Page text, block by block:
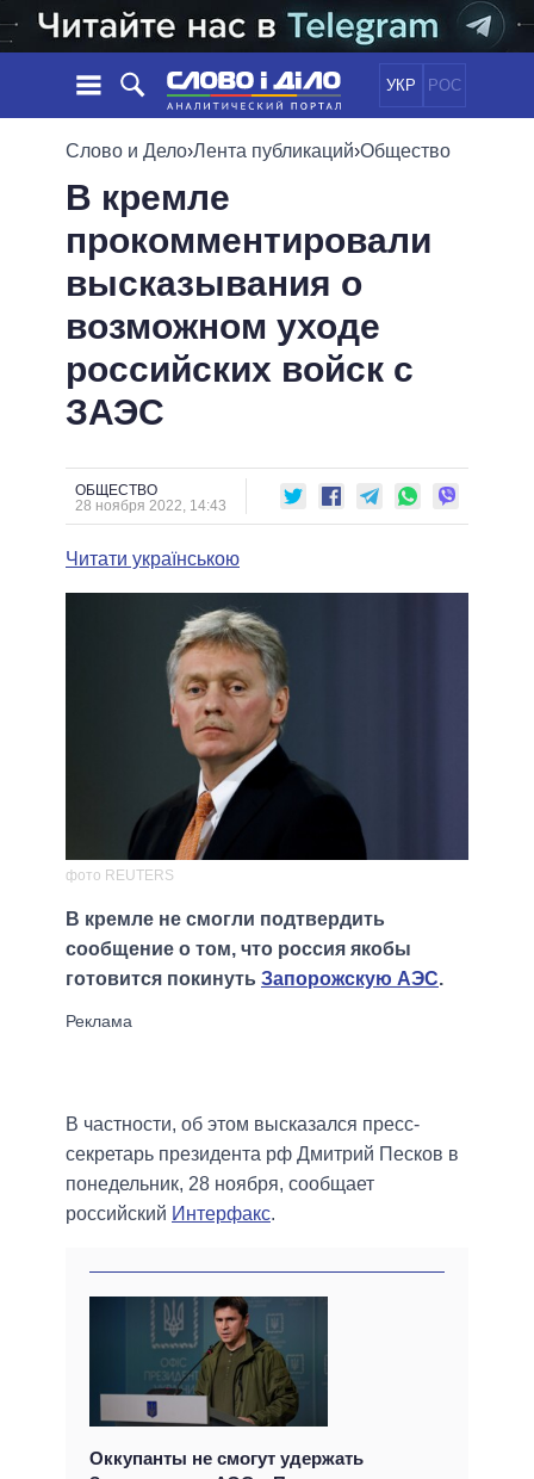
УКР РОС
НОВОСТИ
ЛЕНТА
СОБЫТИЯ
СТАТЬИ
ОБЗОРЫ
ДАЙДЖЕСТЫ
ЭКОНОМИКА
ОБЩЕСТВО
ОБЕЩАНИЯ
ПОЛИТИКИ
ПРЕЗИДЕНТ И ОФИС
ВЕРХОВНАЯ РАДА
КАБИНЕТ МИНИСТРОВ
МЭРЫ
ВСЕ ПЕРСОНЫ
ВИДЕО
СРАВНЕНИЕ ПОЛИТИКОВ
Слово и Дело›Лента публикаций›Общество
В кремле
прокомментировали
высказывания о
возможном уходе
российских войск с
ЗАЭС
ОБЩЕСТВО
28 ноября 2022, 14:43
Читати українською
фото REUTERS
В кремле не смогли подтвердить
сообщение о том, что россия якобы
готовится покинуть Запорожскую АЭС.
В частности, об этом высказался пресс-
секретарь президента рф Дмитрий Песков в
понедельник, 28 ноября, сообщает
российский Интерфакс.
Оккупанты не смогут удержать